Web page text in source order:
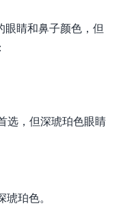
睛和鼻子颜色，但
选，但深琥珀色眼睛
珀色。